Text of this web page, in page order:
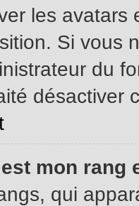
les
Si vous
du
désactiver
mon rang
qui